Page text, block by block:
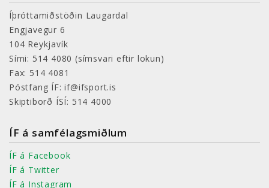
Íþróttamiðstöðin Laugardal
Engjavegur 6
104 Reykjavík
Sími: 514 4080(símsvari eftir lokun)
Fax: 514 4081
Póstfang ÍF: if@ifsport.is
Skiptiborð ÍSÍ: 514 4000
ÍF á samfélagsmiðlum
ÍF á Facebook
ÍF á Twitter
ÍF á Instagram